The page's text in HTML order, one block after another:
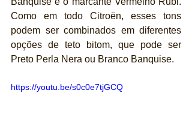
Como em todo Citroën, esses tons
podem ser combinados em diferentes
opções de teto bitom, que pode ser
Preto Perla Nera ou Branco Banquise.
https://youtu.be/s0c0e7tjGCQ